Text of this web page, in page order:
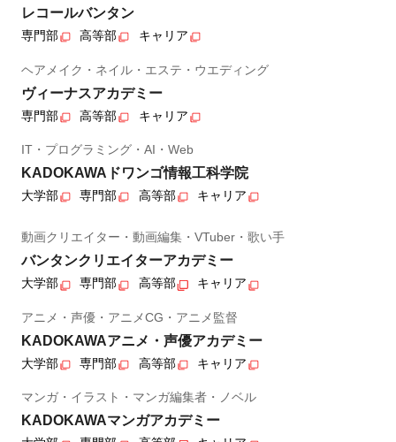
レコールバンタン
専門部 高等部 キャリア
ヘアメイク・ネイル・エステ・ウエディング
ヴィーナスアカデミー
専門部 高等部 キャリア
IT・プログラミング・AI・Web
KADOKAWAドワンゴ情報工科学院
大学部 専門部 高等部 キャリア
動画クリエイター・動画編集・VTuber・歌い手
バンタンクリエイターアカデミー
大学部 専門部 高等部 キャリア
アニメ・声優・アニメCG・アニメ監督
KADOKAWAアニメ・声優アカデミー
大学部 専門部 高等部 キャリア
マンガ・イラスト・マンガ編集者・ノベル
KADOKAWAマンガアカデミー